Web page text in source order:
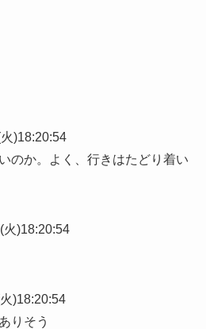
)18:20:54
のか。よく、行きはたどり着い
火)18:20:54
)18:20:54
りそう